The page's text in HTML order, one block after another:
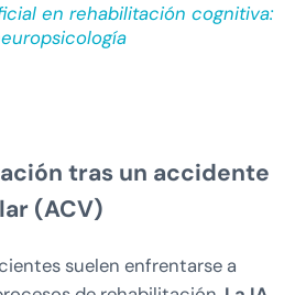
en rehabilitación cognitiva:
tras un accidente
(ACV)
suelen enfrentarse a